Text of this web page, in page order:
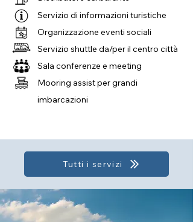
Servizio di informazioni turistiche
Organizzazione eventi sociali
Servizio shuttle da/per il centro città
Sala conferenze e meeting
Mooring assist per grandi
imbarcazioni
Tutti i servizi